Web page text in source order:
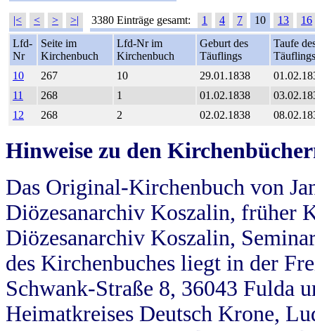
|< < > >| 3380 Einträge gesamt: 1 4 7 10 13
16
Lfd-
Nr
Seite im
Kirchenbuch
Lfd-Nr im
Kirchenbuch
Geburt des
Täuflings
Taufe
Täuflings
10
267 10 29.01.1838
11
268 1 01.02.1838
12
268 2 02.02.1838
Hinweise zu den
Das Original-Kirchenbuch von
Diözesanarchiv Koszalin, früher
Diözesanarchiv Koszalin,
des Kirchenbuches liegt in der
Schwank-Straße 8, 36043 Fulda
Heimatkreises Deutsch Krone,